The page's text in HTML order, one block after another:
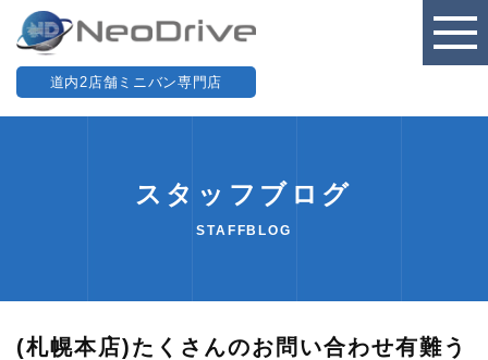
道内2店舗ミニバン専門店
スタッフブログ
STAFFBLOG
(札幌本店)たくさんのお問い合わせ有難う